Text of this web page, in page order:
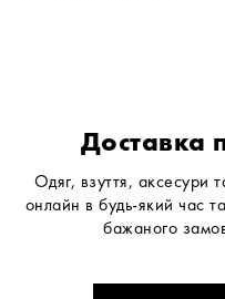
Доставка
Одяг, взуття, аксесури
онлайн в будь-який час
бажаного